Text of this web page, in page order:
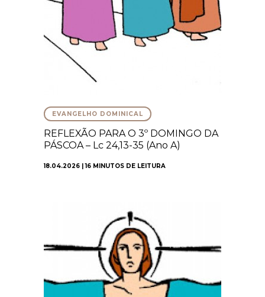
EVANGELHO DOMINICAL
REFLEXÃO PARA O 3º DOMINGO DA
PÁSCOA – Lc 24,13-35 (Ano A)
18.04.2026 | 16 MINUTOS DE LEITURA